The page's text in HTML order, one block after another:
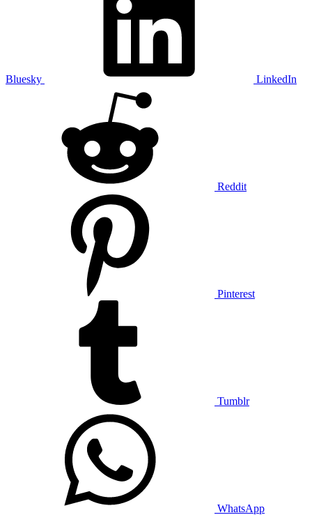
Bluesky LinkedIn
Reddit
Pinterest
Tumblr
WhatsApp